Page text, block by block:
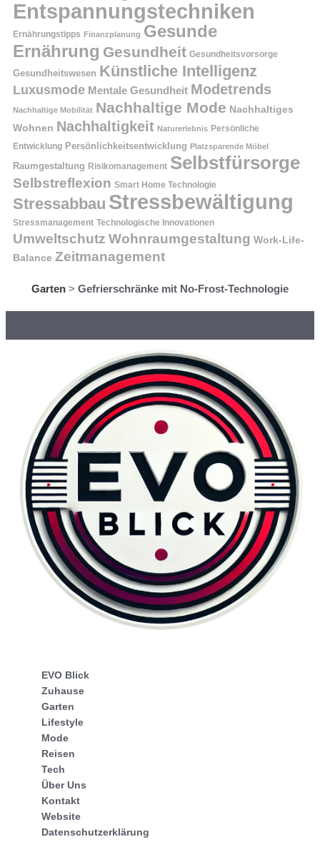
Entspannungstechniken
Ernährungstipps Finanzplanung Gesunde
Ernährung Gesundheit Gesundheitsvorsorge
Gesundheitswesen Künstliche Intelligenz
Luxusmode Mentale Gesundheit Modetrends
Nachhaltige Mobilität Nachhaltige Mode Nachhaltiges
Wohnen Nachhaltigkeit Naturerlebnis Persönliche
Entwicklung Persönlichkeitsentwicklung Platzsparende Möbel
Raumgestaltung Risikomanagement Selbstfürsorge
Selbstreflexion Smart Home Technologie
Stressabbau Stressbewältigung
Stressmanagement Technologische Innovationen
Umweltschutz Wohnraumgestaltung Work-Life-
Balance Zeitmanagement
Garten > Gefrierschränke mit No-Frost-Technologie
EVO Blick
Zuhause
Garten
Lifestyle
Mode
Reisen
Tech
Über Uns
Kontakt
Website
Datenschutzerklärung